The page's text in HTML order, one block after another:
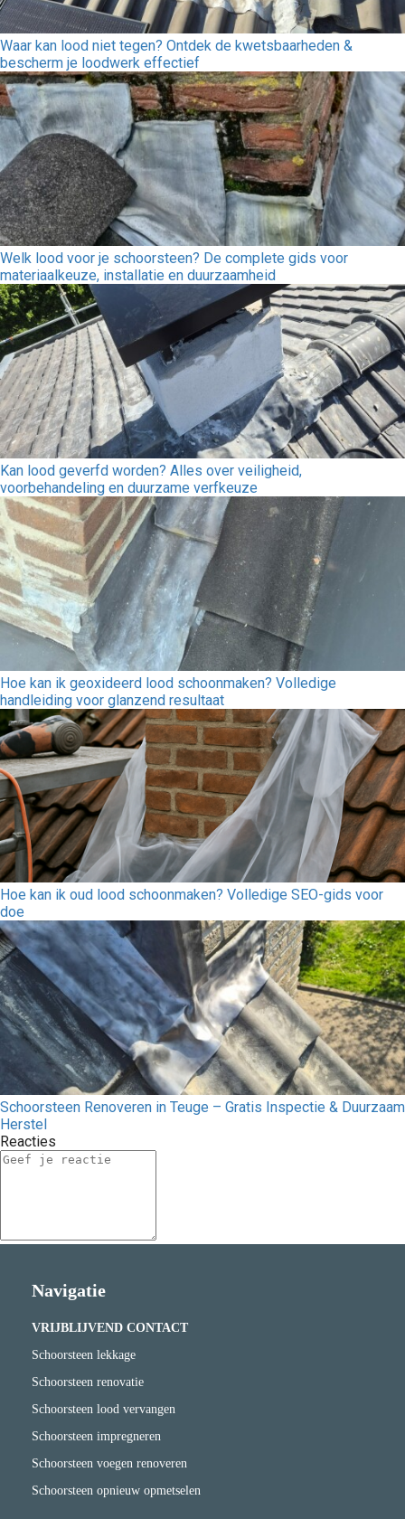
Waar kan lood niet tegen? Ontdek de kwetsbaarheden &
bescherm je loodwerk effectief
Welk lood voor je schoorsteen? De complete gids voor
materiaalkeuze, installatie en duurzaamheid
Kan lood geverfd worden? Alles over veiligheid,
voorbehandeling en duurzame verfkeuze
Hoe kan ik geoxideerd lood schoonmaken? Volledige
handleiding voor glanzend resultaat
Hoe kan ik oud lood schoonmaken? Volledige SEO-gids voor
doe
Schoorsteen Renoveren in Teuge – Gratis Inspectie & Duurzaam
Herstel
Reacties
Navigatie
VRIJBLIJVEND CONTACT
Schoorsteen lekkage
Schoorsteen renovatie
Schoorsteen lood vervangen
Schoorsteen impregneren
Schoorsteen voegen renoveren
Schoorsteen opnieuw opmetselen